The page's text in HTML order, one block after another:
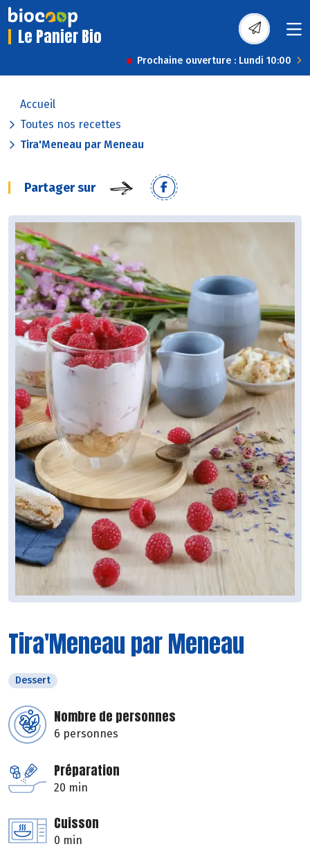
Le Panier Bio
Prochaine ouverture : Lundi 10:00
Accueil
Toutes nos recettes
Tira'Meneau par Meneau
Partager sur
Tira'Meneau par Meneau
Dessert
Nombre de personnes
6 personnes
Préparation
20 min
Cuisson
0 min